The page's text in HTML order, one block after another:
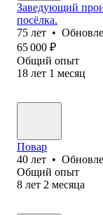
Заведующий
посёлка.
75 лет •
65 000 ₽
Общий опыт
18 лет 1 месяц
Повар
40 лет •
Общий опыт
8 лет 2 месяца